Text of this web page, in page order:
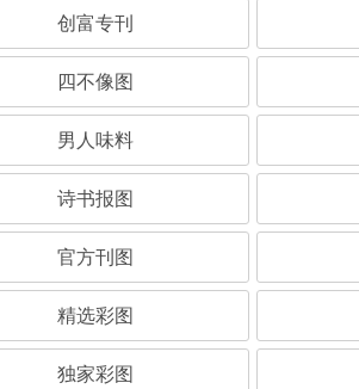
创富专刊
四不像图
男人味料
诗书报图
官方刊图
精选彩图
独家彩图